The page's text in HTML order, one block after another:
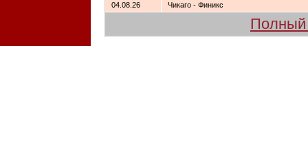
04.08.26
Чикаго - Финикс
Полный